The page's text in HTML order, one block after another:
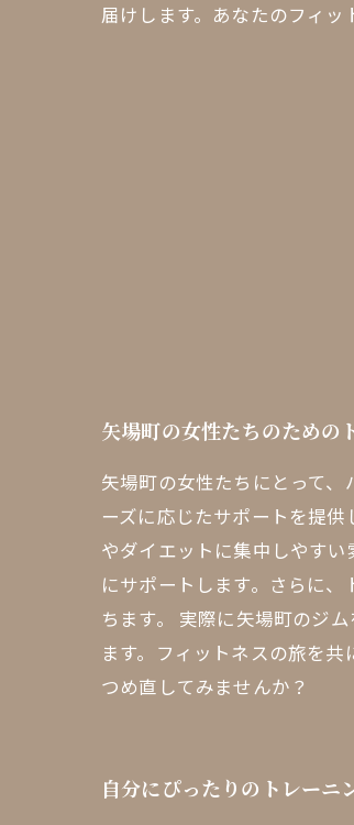
届けします。あなたのフィッ
矢場町の女性たちのための
矢場町の女性たちにとって
ーズに応じたサポートを提
やダイエットに集中しやす
にサポートします。さらに
ちます。 実際に矢場町のジ
ます。フィットネスの旅を
つめ直してみませんか？
自分にぴったりのトレーニ